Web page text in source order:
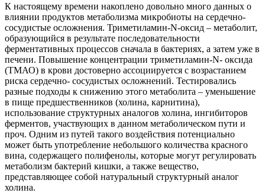
К настоящему времени накоплено довольно много данных о
влиянии продуктов метаболизма микробиоты на сердечно-
сосудистые осложнения. Триметиламин-N-оксид – метаболит,
образующийся в результате последовательности
ферментативных процессов сначала в бактериях, а затем уже в
печени. Повышение концентрации триметиламин-N- оксида
(ТМАО) в крови достоверно ассоциируется с возрастанием
риска сердечно- сосудистых осложнений. Тестировались
разные подходы к снижению этого метаболита – уменьшение
в пище предшественников (холина, карнитина),
использование структурных аналогов холина, ингибиторов
ферментов, участвующих в данном метаболическом пути и
проч. Одним из путей такого воздействия потенциально
может быть употребление небольшого количества красного
вина, содержащего полифенолы, которые могут регулировать
метаболизм бактерий кишки, а также вещество,
представляющее собой натуральный структурный аналог
холина.